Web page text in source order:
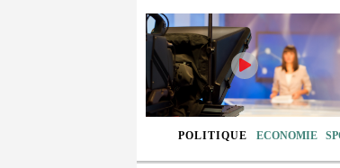
POLITIQUE ECONOMIE